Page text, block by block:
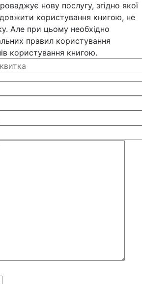
нову послугу, згідно якої
користування книгою, не
Але при цьому необхідно
правил користування
користування книгою.